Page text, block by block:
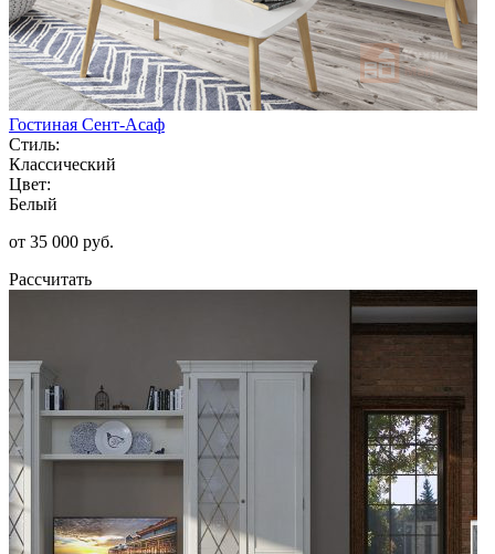
Гостиная Сент-Асаф
Стиль:
Классический
Цвет:
Белый
от 35 000 руб.
Рассчитать